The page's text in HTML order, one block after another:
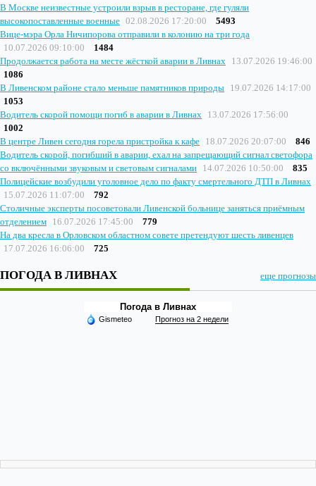
В Москве неизвестные устроили взрыв в ресторане, где гуляли
высокопоставленные военные 02.08.2026 17:20:00
5493
Вице-мэра Орла Ничипорова отправили в колонию на три года
10.07.2026 09:10:00
1484
Продолжается работа на месте жёсткой аварии в Ливнах 13.07.2026 19:46:00
1086
В Ливенском районе стало меньше памятников природы 19.07.2026 14:17:00
1053
Водитель скорой помощи погиб в аварии в Ливнах 13.07.2026 17:56:00
1002
В центре Ливен сегодня горела пристройка к кафе 18.07.2026 20:07:00
846
Водитель скорой, погибший в аварии, ехал на запрещающий сигнал светофора
со включёнными звуковым и световым сигналами 14.07.2026 10:50:00
835
Полицейские возбудили уголовное дело по факту смертельного ДТП в Ливнах
15.07.2026 11:07:00
792
Столичные эксперты посоветовали Ливенской больнице заняться приёмным
отделением 16.07.2026 17:45:00
779
На два кресла в Орловском областном совете претендуют шесть ливенцев
17.07.2026 16:06:00
725
ПОГОДА В ЛИВНАХ еще прогнозы
Погода в Ливнах
Gismeteo Прогноз на 2 недели